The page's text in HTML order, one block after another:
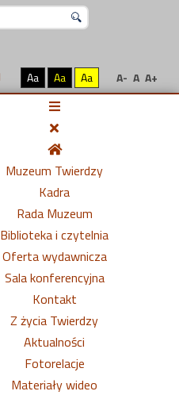
Aa Aa Aa A- A A+
Muzeum Twierdzy
Kadra
Rada Muzeum
Biblioteka i czytelnia
Oferta wydawnicza
Sala konferencyjna
Kontakt
Z życia Twierdzy
Aktualności
Fotorelacje
Materiały wideo